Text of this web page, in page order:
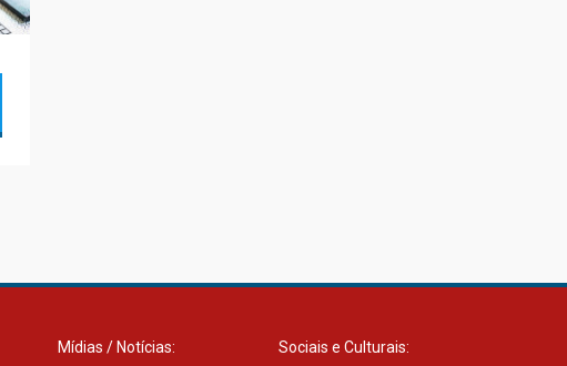
Mídias / Notícias:
Sociais e Culturais: